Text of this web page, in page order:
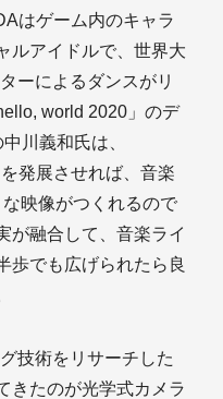
はゲーム内のキャラ
ルアイドルで、世界大
ーによるダンスがリ
world 2020」のデ
川義和氏は、
発展させれば、音楽
映像がつくれるので
が融合して、音楽ライ
歩でも広げられたら良
技術をリサーチした
きたのが光学式カメラ